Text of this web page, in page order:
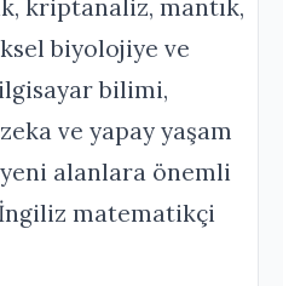
kriptanaliz, mantık,
biyolojiye ve
bilimi,
ve yapay yaşam
alanlara önemli
matematikçi